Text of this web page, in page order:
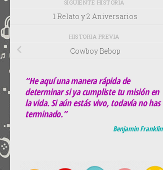
SIGUIENTE HISTORIA
1 Relato y 2 Aniversarios
HISTORIA PREVIA
Cowboy Bebop
“He aquí una manera rápida de
determinar si ya cumpliste tu misión en
la vida. Si aún estás vivo, todavía no has
terminado.”
Benjamin Franklin